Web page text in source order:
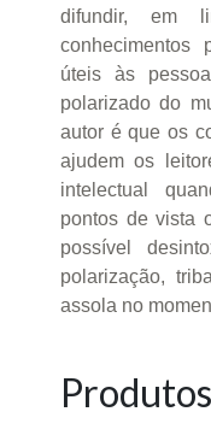
difundir, em
conhecimentos
úteis às
polarizado do
autor é que os
ajudem os
intelectual
pontos de vista
possível
polarização,
assola no